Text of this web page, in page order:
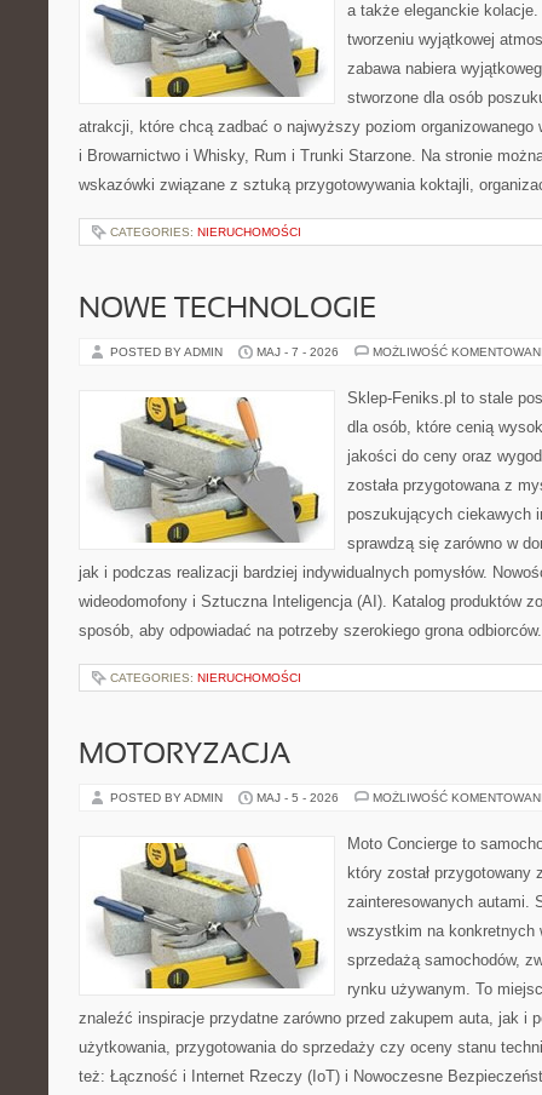
a także eleganckie
tworzeniu wyjątkowej
zabawa nabiera
stworzone dla osób
atrakcji, które chcą zadbać o najwyższy poziom organizowanego
i Browarnictwo i Whisky, Rum i Trunki Starzone. Na stronie
wskazówki związane z sztuką przygotowywania koktajli,
CATEGORIES: NIERUCHOMOŚCI
NOWE TECHNOLOGIE
POSTED BY ADMIN MAJ - 7 - 2026 MOŻLIWOŚĆ
Sklep-Feniks.pl to stale
dla osób, które cenią
jakości do ceny oraz
została przygotowana z
poszukujących ciekawych
sprawdzą się zarówno w
jak i podczas realizacji bardziej indywidualnych pomysłów.
wideodomofony i Sztuczna Inteligencja (AI). Katalog produktów
sposób, aby odpowiadać na potrzeby szerokiego grona
CATEGORIES: NIERUCHOMOŚCI
MOTORYZACJA
POSTED BY ADMIN MAJ - 5 - 2026 MOŻLIWOŚĆ
Moto Concierge to
który został przygotowany
zainteresowanych autami.
wszystkim na konkretnych
sprzedażą samochodów,
rynku używanym. To
znaleźć inspiracje przydatne zarówno przed zakupem auta, jak i
użytkowania, przygotowania do sprzedaży czy oceny stanu
też: Łączność i Internet Rzeczy (IoT) i Nowoczesne